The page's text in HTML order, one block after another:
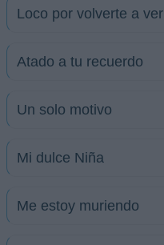
Loco por volverte a ver
Atado a tu recuerdo
Un solo motivo
Mi dulce Niña
Me estoy muriendo